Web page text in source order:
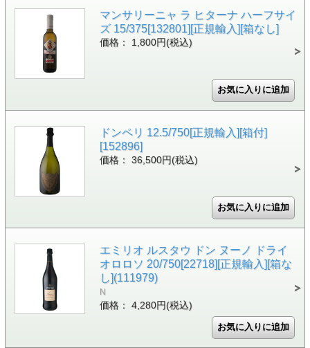
マンサリーニャ ラ ヒターナ ハーフサイ
ズ 15/375[132801][正規輸入][箱なし]
価格： 1,800円(税込)
ドンペリ 12.5/750[正規輸入][箱付]
[152896]
価格： 36,500円(税込)
エミリオ ルスタウ ドン ヌーノ ドライ
オロロソ 20/750[22718][正規輸入][箱な
し](111979)
N
価格： 4,280円(税込)